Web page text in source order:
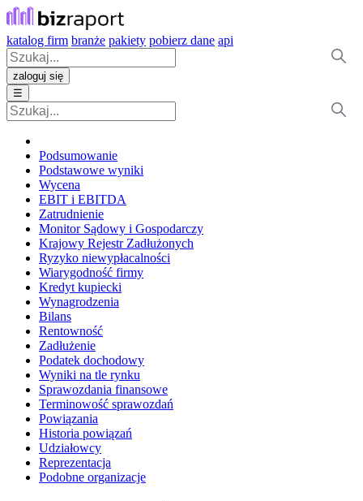
katalog firm branże pakiety pobierz dane api
zaloguj się
☰
Podsumowanie
Podstawowe wyniki
Wycena
EBIT i EBITDA
Zatrudnienie
Monitor Sądowy i Gospodarczy
Krajowy Rejestr Zadłużonych
Ryzyko niewypłacalności
Wiarygodność firmy
Kredyt kupiecki
Wynagrodzenia
Bilans
Rentowność
Zadłużenie
Podatek dochodowy
Wyniki na tle rynku
Sprawozdania finansowe
Terminowość sprawozdań
Powiązania
Historia powiązań
Udziałowcy
Reprezentacja
Podobne organizacje